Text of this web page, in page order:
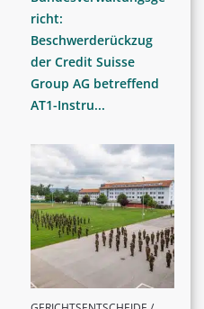
richt:
Beschwerderückzug
der Credit Suisse
Group AG betreffend
AT1-Instru...